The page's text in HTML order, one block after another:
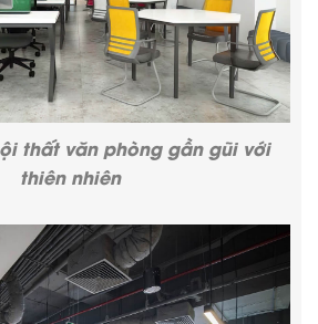
thất văn phònggần gũi với
thiên nhiên